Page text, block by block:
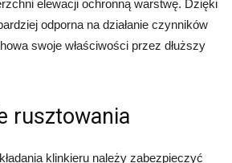
elewacji ochronną warstwę. Dzięki
odporna na działanie czynników
swoje właściwości przez dłuższy
rusztowania
klinkieru należy zabezpieczyć